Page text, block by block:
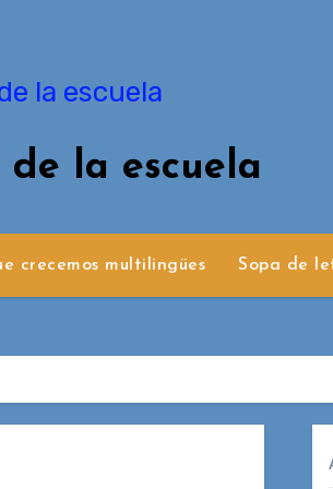
la escuela
crecemos multilingües Sopa de